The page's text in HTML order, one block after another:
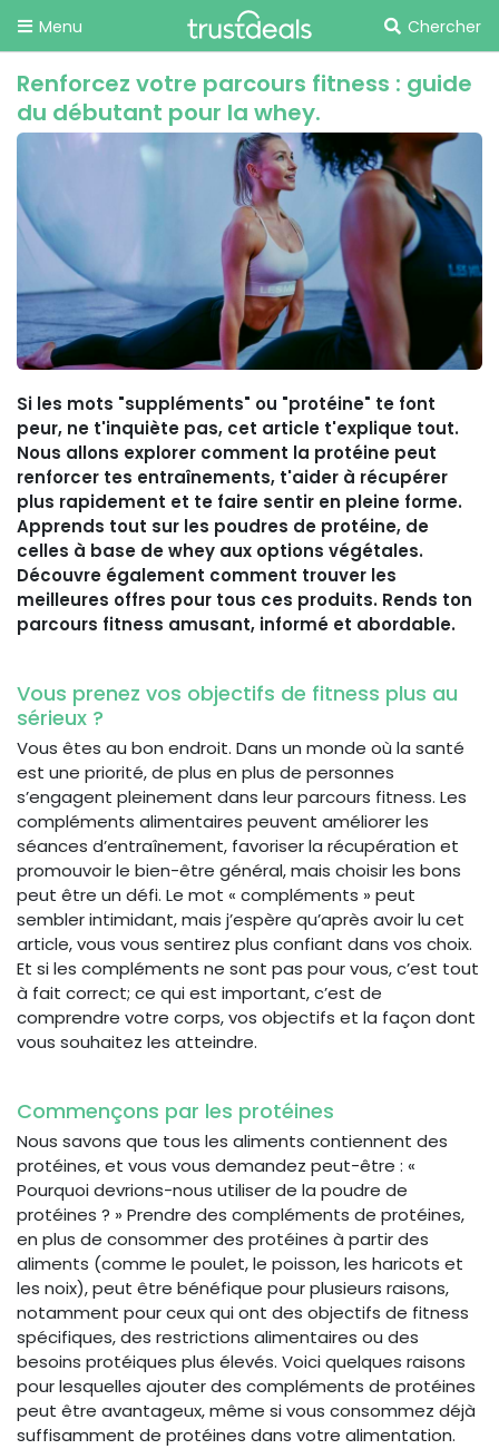
Menu Chercher
Renforcez votre parcours fitness : guide
du débutant pour la whey.
Si les mots "suppléments" ou "protéine" te font
peur, ne t'inquiète pas, cet article t'explique tout.
Nous allons explorer comment la protéine peut
renforcer tes entraînements, t'aider à récupérer
plus rapidement et te faire sentir en pleine forme.
Apprends tout sur les poudres de protéine, de
celles à base de whey aux options végétales.
Découvre également comment trouver les
meilleures offres pour tous ces produits. Rends ton
parcours fitness amusant, informé et abordable.
Vous prenez vos objectifs de fitness plus au
sérieux ?
Vous êtes au bon endroit. Dans un monde où la santé
est une priorité, de plus en plus de personnes
s’engagent pleinement dans leur parcours fitness. Les
compléments alimentaires peuvent améliorer les
séances d’entraînement, favoriser la récupération et
promouvoir le bien-être général, mais choisir les bons
peut être un défi. Le mot « compléments » peut
sembler intimidant, mais j’espère qu’après avoir lu cet
article, vous vous sentirez plus confiant dans vos choix.
Et si les compléments ne sont pas pour vous, c’est tout
à fait correct; ce qui est important, c’est de
comprendre votre corps, vos objectifs et la façon dont
vous souhaitez les atteindre.
Commençons par les protéines
Nous savons que tous les aliments contiennent des
protéines, et vous vous demandez peut-être : «
Pourquoi devrions-nous utiliser de la poudre de
protéines ? » Prendre des compléments de protéines,
en plus de consommer des protéines à partir des
aliments (comme le poulet, le poisson, les haricots et
les noix), peut être bénéfique pour plusieurs raisons,
notamment pour ceux qui ont des objectifs de fitness
spécifiques, des restrictions alimentaires ou des
besoins protéiques plus élevés. Voici quelques raisons
pour lesquelles ajouter des compléments de protéines
peut être avantageux, même si vous consommez déjà
suffisamment de protéines dans votre alimentation.